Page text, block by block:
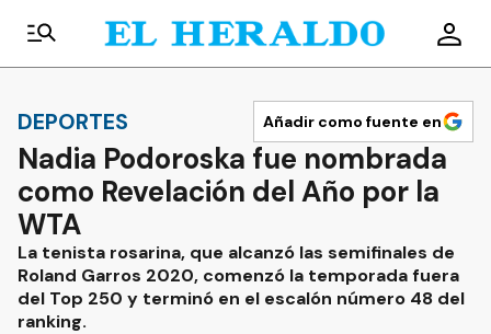
DEPORTES Añadir como fuente en
Nadia Podoroska fue nombrada
como Revelación del Año por la
WTA
La tenista rosarina, que alcanzó las semifinales de
Roland Garros 2020, comenzó la temporada fuera
del Top 250 y terminó en el escalón número 48 del
ranking.